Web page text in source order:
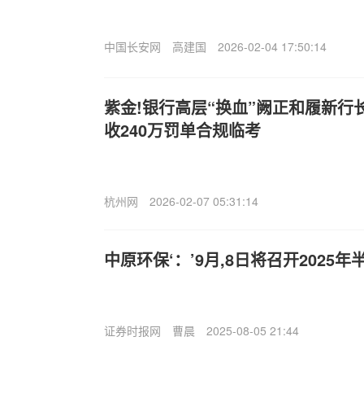
中国长安网 高建国 2026-02-04 17:50:14
紫金!银行高层“换血”阙正和履新行
收240万罚单合规临考
杭州网 2026-02-07 05:31:14
中原环保‘：’9月,8日将召开2025年
证券时报网 曹晨 2025-08-05 21:44